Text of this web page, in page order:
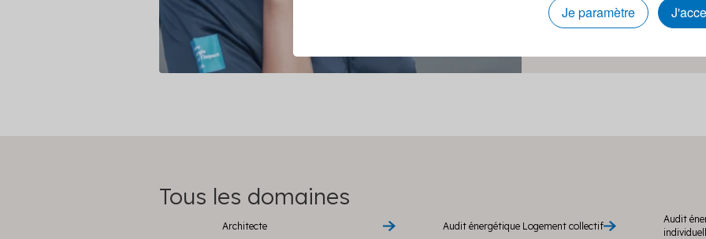
Je paramètre
Vous êtes un
Tous les domaines
Architecte Audit énergétique Logement collectif
Audit